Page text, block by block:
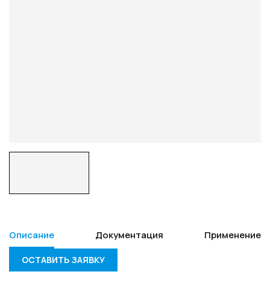
Описание Документация Применение
ОСТАВИТЬ ЗАЯВКУ